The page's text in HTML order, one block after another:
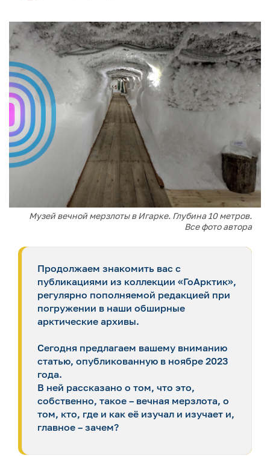
Музей вечной мерзлоты в Игарке. Глубина 10 метров.
Все фото автора
Продолжаем знакомить вас с
публикациями из коллекции «ГоАрктик»,
регулярно пополняемой редакцией при
погружении в наши обширные
арктические архивы.
Сегодня предлагаем вашему вниманию
статью, опубликованную в ноябре 2023
года.
В ней рассказано о том, что это,
собственно, такое – вечная мерзлота, о
том, кто, где и как её изучал и изучает и,
главное – зачем?